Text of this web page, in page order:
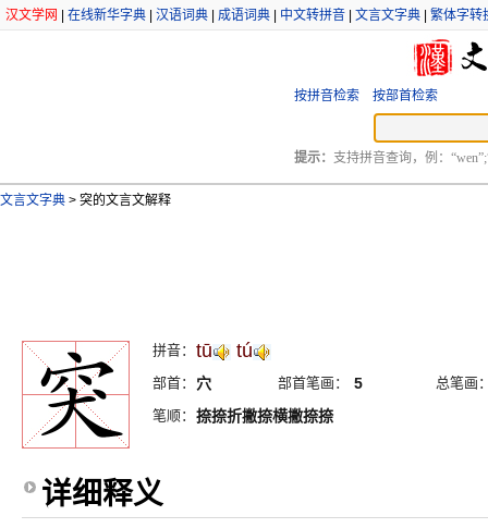
汉文学网 在线新华字典 汉语词典 成语词典 中文转拼音 文言文字典 繁体字转
按拼音检索 按部首检索
提示： 支持拼音查询，例：
文言文字典 > 突的文言文解释
拼音： tū tú
部首： 穴 部首笔画： 5
总笔画
笔顺： 捺捺折撇捺横撇捺捺
详细释义